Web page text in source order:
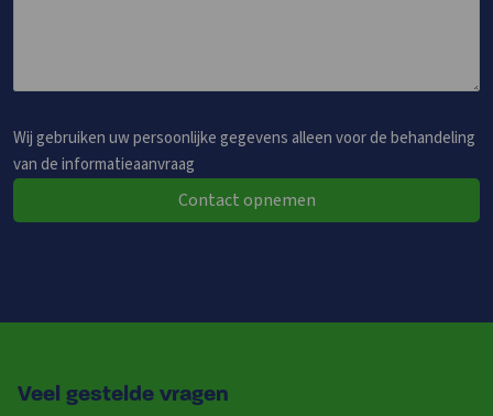
Wij gebruiken uw persoonlijke gegevens alleen voor de behandeling
van de informatieaanvraag
Contact opnemen
Veel gestelde vragen